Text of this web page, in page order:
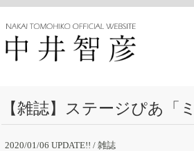
【雑誌】ステージぴあ「
2020/01/06 UPDATE!! / 雑誌